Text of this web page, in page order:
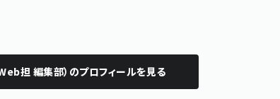
担 編集部） のプロフィールを見る